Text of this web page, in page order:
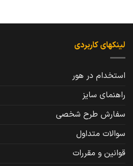
لینکهای کاربردی
استخدام در هور
راهنمای سایز
سفارش طرح شخصی
سوالات متداول
قوانین و مقررات